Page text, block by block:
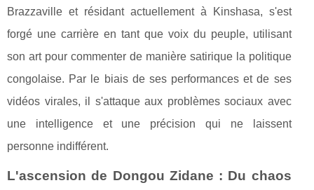
Brazzaville et résidant actuellement à Kinshasa, s'est
forgé une carrière en tant que voix du peuple, utilisant
son art pour commenter de manière satirique la politique
congolaise. Par le biais de ses performances et de ses
vidéos virales, il s'attaque aux problèmes sociaux avec
une intelligence et une précision qui ne laissent
personne indifférent.
L'ascension de Dongou Zidane : Du chaos